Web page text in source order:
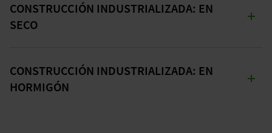
EL SITIO DECONSTRUCCIÓN
CONSTRUCCIÓN INDUSTRIALIZADA: EN
SECO
MADERA, ACERO
CONSTRUCCIÓN INDUSTRIALIZADA: EN
HORMIGÓN